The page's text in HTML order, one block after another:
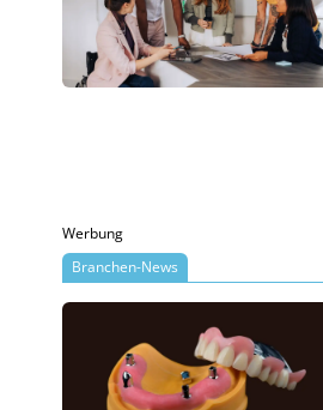
Werbung
Branchen-News